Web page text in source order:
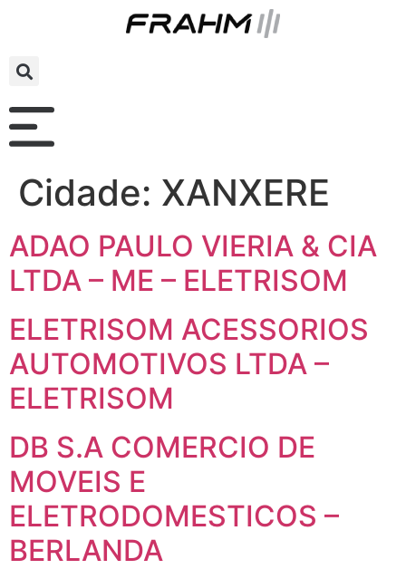
Cidade: XANXERE
ADAO PAULO VIERIA & CIA
LTDA – ME – ELETRISOM
ELETRISOM ACESSORIOS
AUTOMOTIVOS LTDA –
ELETRISOM
DB S.A COMERCIO DE
MOVEIS E
ELETRODOMESTICOS –
BERLANDA